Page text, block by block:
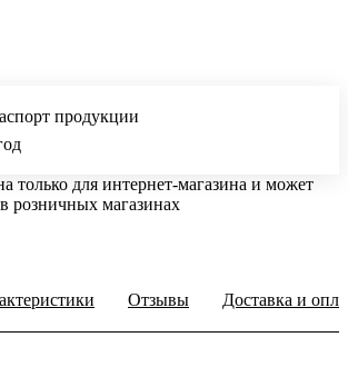
продукции
только для интернет-магазина и может
розничных магазинах
Отзывы Доставка и